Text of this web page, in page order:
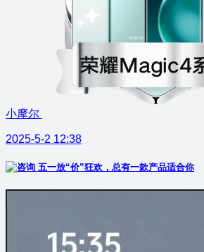
小摩尔
2025-5-2 12:38
五一放“价”狂欢，总有一款产品适合你